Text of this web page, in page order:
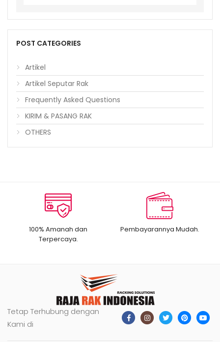
POST CATEGORIES
Artikel
Artikel Seputar Rak
Frequently Asked Questions
KIRIM & PASANG RAK
OTHERS
100% Amanah dan
Terpercaya.
Pembayarannya Mudah.
Tetap Terhubung dengan
Kami di